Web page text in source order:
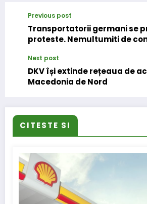
Previous post
Transportatorii germani se
proteste. Nemultumiti de
Next post
DKV își extinde rețeaua de
Macedonia de Nord
CITESTE SI